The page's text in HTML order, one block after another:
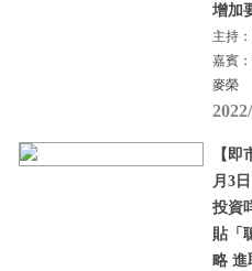
增加
主持
嘉賓
麥榮
【
月3
投資
貼「
略 進